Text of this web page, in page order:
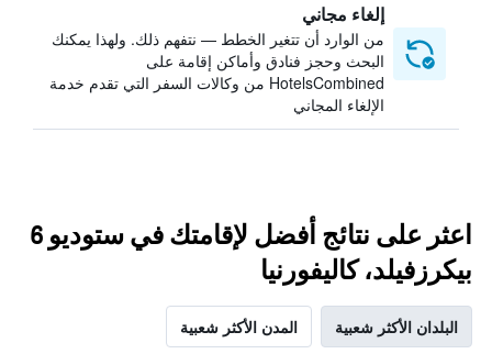
إلغاء مجاني
من الوارد أن تتغير الخطط — نتفهم ذلك. ولهذا يمكنك
البحث وحجز فنادق وأماكن إقامة على
HotelsCombined من وكالات السفر التي تقدم خدمة
الإلغاء المجاني
اعثر على نتائج أفضل لإقامتك في ستوديو 6
بيكرزفيلد، كاليفورنيا
البلدان الأكثر شعبية المدن الأكثر شعبية